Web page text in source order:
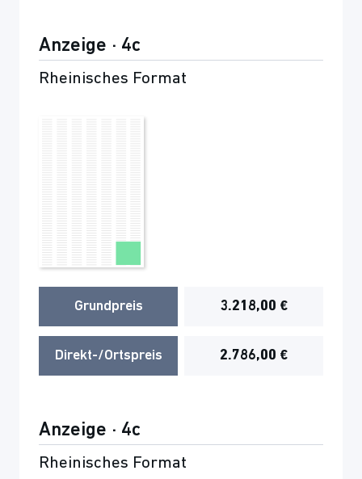
Anzeige · 4c
Rheinisches Format
Grundpreis 3.218,00 €
Direkt-/Ortspreis 2.786,00 €
Anzeige · 4c
Rheinisches Format